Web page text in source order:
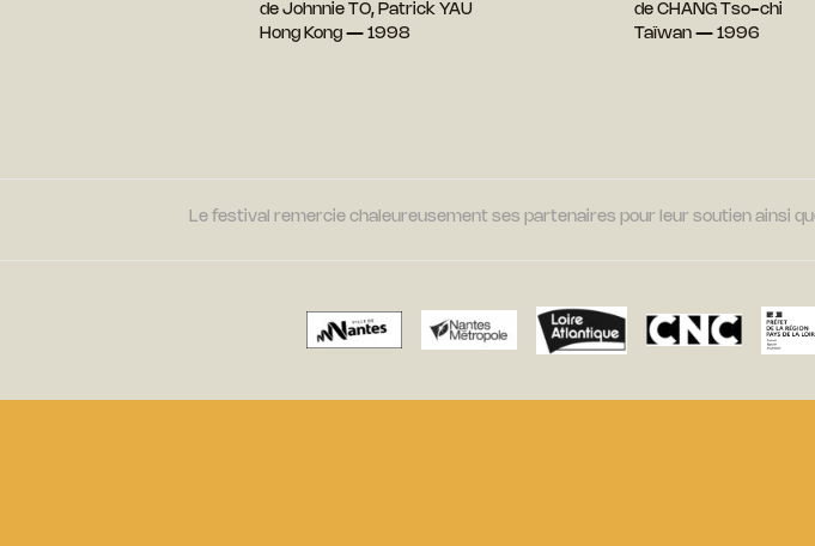
de Johnnie TO, Patrick YAU
Hong Kong — 1998
de CHANG Tso-chi
Taïwan — 1996
Le festival remercie chaleureusement ses partenaires pour leur soutien ainsi